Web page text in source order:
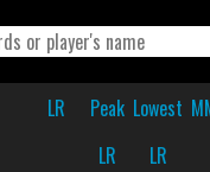
LR
Peak
LR
Lowest
LR